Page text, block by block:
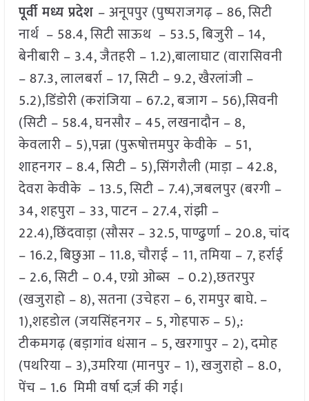
पूर्वी मध्य प्रदेश – अनूपपुर (पुष्पराजगढ़ – 86, सिटी
नार्थ – 58.4, सिटी साऊथ – 53.5, बिजुरी – 14,
बेनीबारी – 3.4, जैतहरी – 1.2),बालाघाट (वारासिवनी
– 87.3, लालबर्रा – 17, सिटी – 9.2, खैरलांजी –
5.2),डिंडोरी (करांजिया – 67.2, बजाग – 56),सिवनी
(सिटी – 58.4, घनसौर – 45, लखनादौन – 8,
केवलारी – 5),पन्ना (पुरूषोत्तमपुर केवीके – 51,
शाहनगर – 8.4, सिटी – 5),सिंगरौली (माड़ा – 42.8,
देवरा केवीके – 13.5, सिटी – 7.4),जबलपुर (बरगी –
34, शहपुरा – 33, पाटन – 27.4, रांझी –
22.4),छिंदवाड़ा (सौसर – 32.5, पाण्ढुर्णा – 20.8, चांद
– 16.2, बिछुआ – 11.8, चौराई – 11, तमिया – 7, हर्राई
– 2.6, सिटी – 0.4, एग्रो ओब्स – 0.2),छतरपुर
(खजुराहो – 8), सतना (उचेहरा – 6, रामपुर बाघे. –
1),शहडोल (जयसिंहनगर – 5, गोहपारु – 5),:
टीकमगढ़ (बड़ागांव धंसान – 5, खरगापुर – 2), दमोह
(पथरिया – 3),उमरिया (मानपुर – 1), खजुराहो – 8.0,
पेंच – 1.6 मिमी वर्षा दर्ज़ की गई।